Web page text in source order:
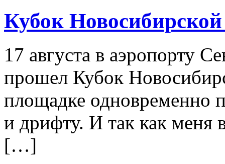
Кубок
17 августа в аэропорту
прошел Кубок
площадке одновременно
и дрифту. И так как меня
[…]